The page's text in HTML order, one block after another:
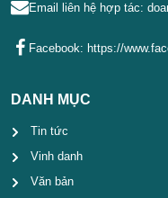
Email liên hệ hợp tác:
Facebook: https://
DANH MỤC
Tin tức
Vinh danh
Văn bản